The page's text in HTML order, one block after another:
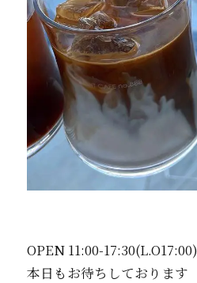
OPEN 11:00-17:30(L.O17:00)
本日もお待ちしております︎